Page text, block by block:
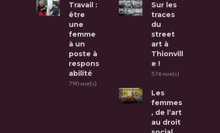
Travail :
être
une
femme
à un
poste à
respons
abilité
790 vue(s)
Sur les
traces
du
street
art à
Thionvill
e !
576 vue(s)
Les
femmes
, de l’art
au droit